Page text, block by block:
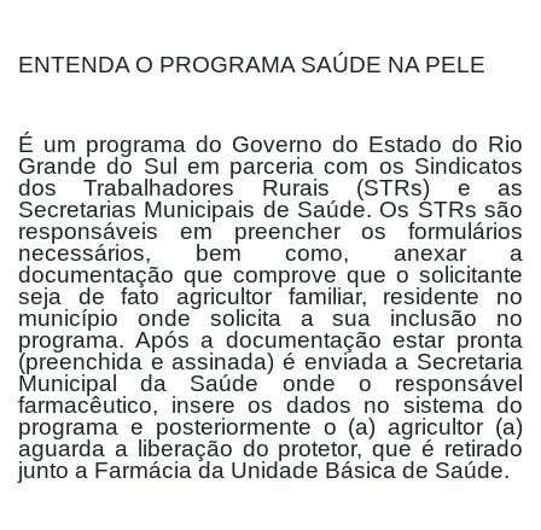
ENTENDA O PROGRAMA SAÚDE NA PELE
É um programa do Governo do Estado do Rio
Grande do Sul em parceria com os Sindicatos
dos Trabalhadores Rurais (STRs) e as
Secretarias Municipais de Saúde. Os STRs são
responsáveis em preencher os formulários
necessários, bem como, anexar a
documentação que comprove que o solicitante
seja de fato agricultor familiar, residente no
município onde solicita a sua inclusão no
programa. Após a documentação estar pronta
(preenchida e assinada) é enviada a Secretaria
Municipal da Saúde onde o responsável
farmacêutico, insere os dados no sistema do
programa e posteriormente o (a) agricultor (a)
aguarda a liberação do protetor, que é retirado
junto a Farmácia da Unidade Básica de Saúde.